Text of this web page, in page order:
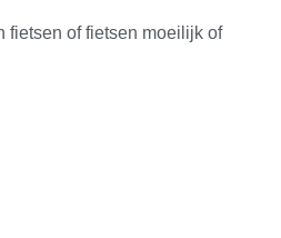
fietsen of fietsen moeilijk of